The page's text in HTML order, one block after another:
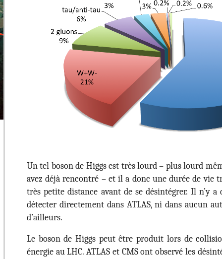
Un tel boson de Higgs est très lourd – plus lourd
avez déjà rencontré – et il a donc une durée de vie
très petite distance avant de se désintégrer. Il n’y
détecter directement dans ATLAS, ni dans aucun
d’ailleurs.
Le boson de Higgs peut être produit lors de
énergie au LHC. ATLAS et CMS ont observé les